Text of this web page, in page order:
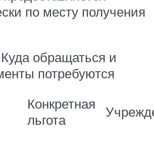
по месту получения
обращаться и
потребуются
Конкретная
льгота